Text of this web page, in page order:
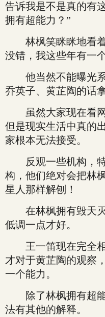
告诉我是不是真的有
拥有超能力？”
林枫笑眯眯地看着
没错，我这些年有一
他当然不能曝光系
乔英子、黄芷陶的话
虽然大家现在看网
但是现实生活中真的
家根本无法接受。
反观一些机构，特
构，他们绝对会把林
星人那样解刨！
在林枫拥有毁天灭
低调一点才好。
王一笛现在完全相
才对于黄芷陶的观察
一个能力。
除了林枫拥有超能
法有其他的解释。